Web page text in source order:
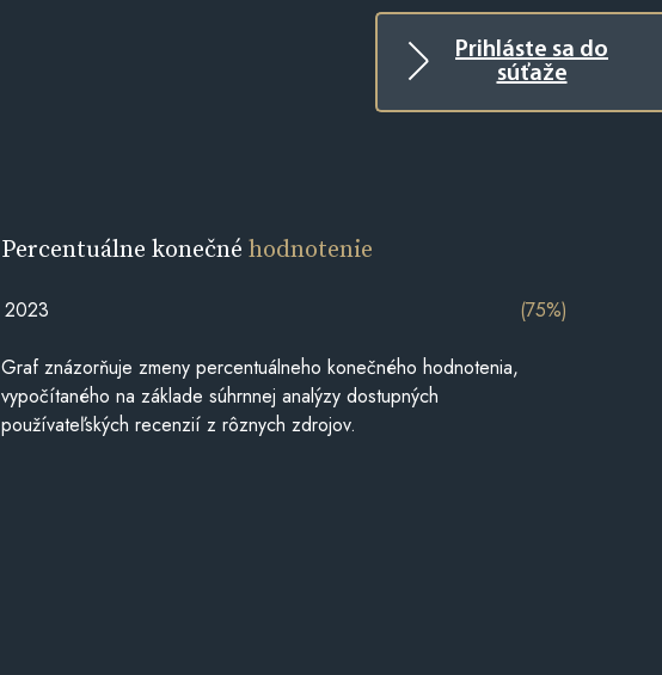
Prihláste sa do
súťaže
Percentuálne konečnéhodnotenie
2023 (75%)
Graf znázorňuje zmeny percentuálneho konečného hodnotenia,
vypočítaného na základe súhrnnej analýzy dostupných
používateľských recenzií z rôznych zdrojov.